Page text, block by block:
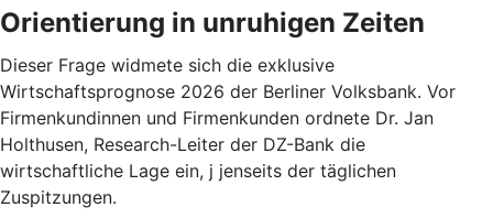
Orientierung in unruhigen Zeiten
Dieser Frage widmete sich die exklusive
Wirtschaftsprognose 2026 der Berliner Volksbank. Vor
Firmenkundinnen und Firmenkunden ordnete Dr. Jan
Holthusen, Research-Leiter der DZ-Bank die
wirtschaftliche Lage ein, j jenseits der täglichen
Zuspitzungen.